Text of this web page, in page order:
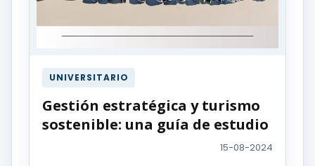
UNIVERSITARIO
Gestión estratégica y turismo
sostenible: una guía de estudio
15-08-2024